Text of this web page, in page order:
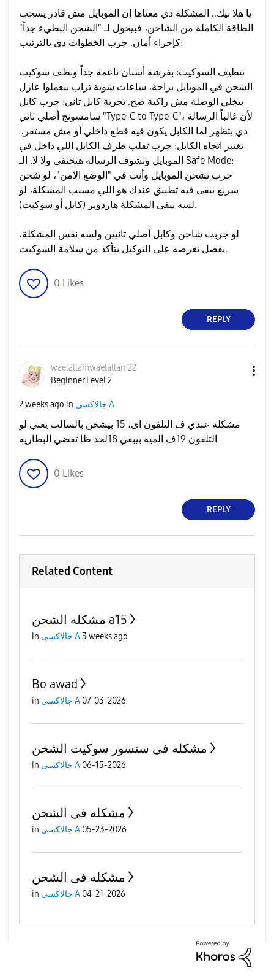
يا هلا بيك.. المشكلة دي معناها إن الموبايل مش قادر يسحب
الطاقة الكاملة من الشاحن، فبيحول لـ "الشحن البطيء جداً"
كإجراء أمان. جرب الخطوات دي بالترتيب:
​تنظيف السوكيت: بفرشة أسنان ناعمة جداً ونظف سوكيت
الشحن في الموبايل براحة، ساعات شوية تراب بيعملوا عازل
بيخلي الوصلة مش راكبة صح. ​تجربة كابل تاني: جرب كابل
سامسونج أصلي تاني "Type-C to Type-C"، لأن غالباً الرسالة
دي بتظهر لما الكابل يكون فيه قطع داخلي أو مش مستقر. ​
تغيير اتجاه الكابل: جرب تقلب طرف الكابل اللي داخل في
الموبايل وتشوف الرسالة هتختفي ولا لا. ​الـ Safe Mode:
جرب تشحن الموبايل وأنت في "الوضع الآمن"، لو شحن
سريع يبقى فيه تطبيق عندك هو اللي مسبب المشكلة، لو
لسه يبقى المشكلة هاردوير (كابل أو سوكيت).
​لو جربت شاحن وكابل أصلي تانيين ولسه نفس المشكلة،
يفضل تعرضه على التوكيل يتأكد من سلامة السوكيت.
0 Likes
REPLY
waelallamwaelallam22
Beginner Level 2
2 weeks ago in جالاكسى A
مشكله عندي ف التلفون اى، 15 بيشحن بالسالب يعني لو
التلفون 19ف الميه بيبقي 18لحد ظا تفضي البطاريه
0 Likes
REPLY
Related Content
مشكله الشحن a15
in جالاكسى A3 weeks ago
Bo awad
in جالاكسى A 07-03-2026
مشكله فى سنسور سوكيت الشحن
in جالاكسى A 06-15-2026
مشكله فى الشحن
in جالاكسى A 05-23-2026
مشكله فى الشحن
in جالاكسى A 04-21-2026